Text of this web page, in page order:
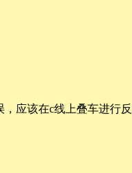
应该在c线上叠车进行反